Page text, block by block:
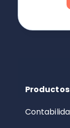
Productos